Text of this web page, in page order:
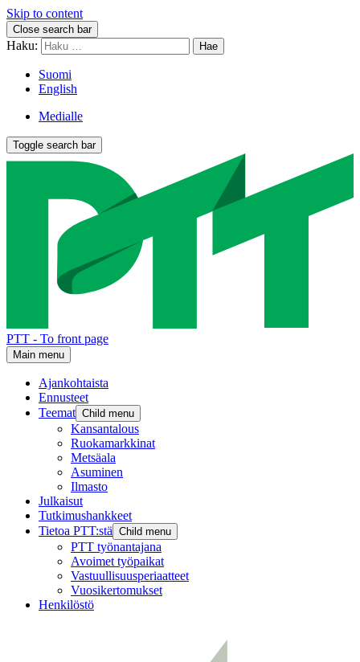
Skip to content
Close search bar
Haku:
Suomi
English
Medialle
Toggle search bar
PTT - To front page
Main menu
Ajankohtaista
Ennusteet
Teemat Child menu
Kansantalous
Ruokamarkkinat
Metsäala
Asuminen
Ilmasto
Julkaisut
Tutkimushankkeet
Tietoa PTT:stä Child menu
PTT työnantajana
Avoimet työpaikat
Vastuullisuusperiaatteet
Vuosikertomukset
Henkilöstö